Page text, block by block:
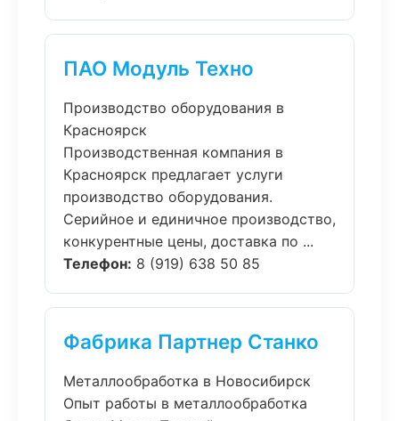
ПАО Модуль Техно
Производство оборудования в
Красноярск
Производственная компания в
Красноярск предлагает услуги
производство оборудования.
Серийное и единичное производство,
конкурентные цены, доставка по ...
Телефон: 8 (919) 638 50 85
Фабрика Партнер Станко
Металлообработка в Новосибирск
Опыт работы в металлообработка